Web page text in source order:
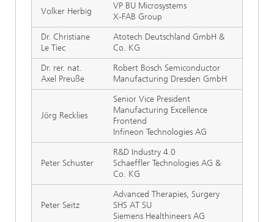
Volker Herbig
VP BU Microsystems
X-FAB Group
Dr. Christiane
Le Tiec
Atotech Deutschland GmbH &
Co. KG
Dr. rer. nat.
Axel Preuße
Robert Bosch Semiconductor
Manufacturing Dresden GmbH
Jörg Recklies
Senior Vice President
Manufacturing Excellence
Frontend
Infineon Technologies AG
Peter Schuster
R&D Industry 4.0
Schaeffler Technologies AG &
Co. KG
Peter Seitz
Advanced Therapies, Surgery
SHS AT SU
Siemens Healthineers AG